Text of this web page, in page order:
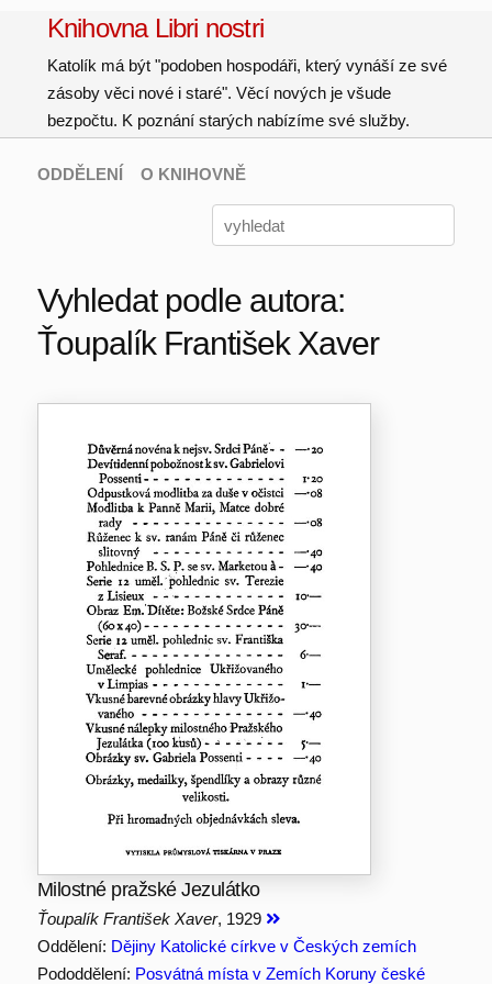
Knihovna Libri nostri
Katolík má být "podoben hospodáři, který vynáší ze své
zásoby věci nové i staré". Věcí nových je všude
bezpočtu. K poznání starých nabízíme své služby.
ODDĚLENÍ O KNIHOVNĚ
Vyhledat podle autora:
Ťoupalík František Xaver
Milostné pražské Jezulátko
Ťoupalík František Xaver, 1929
Oddělení: Dějiny Katolické církve v Českých zemích
Pododdělení: Posvátná místa v Zemích Koruny české